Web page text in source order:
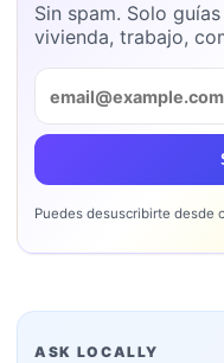
Sin spam. Solo
vivienda, trabajo,
Puedes desuscribirte desde
ASK LOCALLY